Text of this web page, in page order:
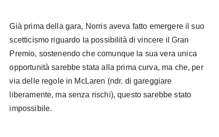
Già prima della gara, Norris aveva fatto emergere il suo
scetticismo riguardo la possibilità di vincere il Gran
Premio, sostenendo che comunque la sua vera unica
opportunità sarebbe stata alla prima curva, ma che, per
via delle regole in McLaren (ndr. di gareggiare
liberamente, ma senza rischi), questo sarebbe stato
impossibile.